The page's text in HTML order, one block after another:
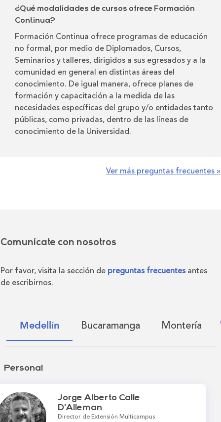
¿Qué modalidades de cursos ofrece Formación
Continua?
Formación Continua ofrece programas de educación
no formal, por medio de Diplomados, Cursos,
Seminarios y talleres, dirigidos a sus egresados y a la
comunidad en general en distintas áreas del
conocimiento. De igual manera, ofrece planes de
formación y capacitación a la medida de las
necesidades específicas del grupo y/o entidades tanto
públicas, como privadas, dentro de las líneas de
conocimiento de la Universidad.
Ver más preguntas frecuentes »
Comunícate con nosotros
Por favor, visita la sección de preguntas frecuentes antes
de escribirnos.
Medellín Bucaramanga Montería
Personal
Jorge Alberto Calle
D'Alleman
Director de Extensión Multicampus